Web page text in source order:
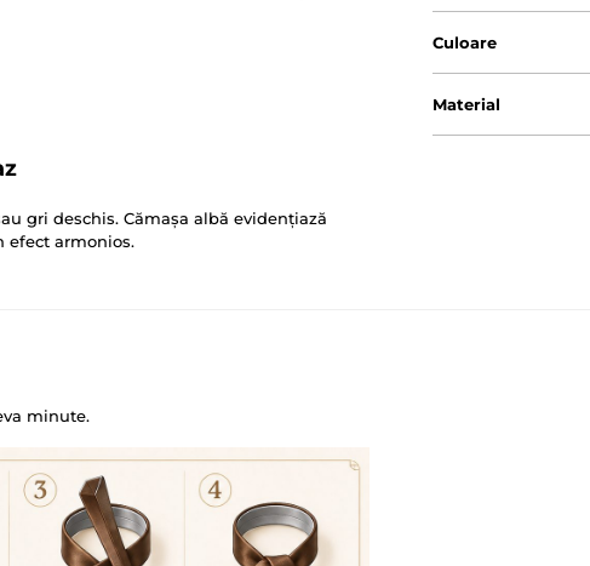
gri deschis. Cămașa albă evidențiază
efect armonios.
Culoare
Material
minute.